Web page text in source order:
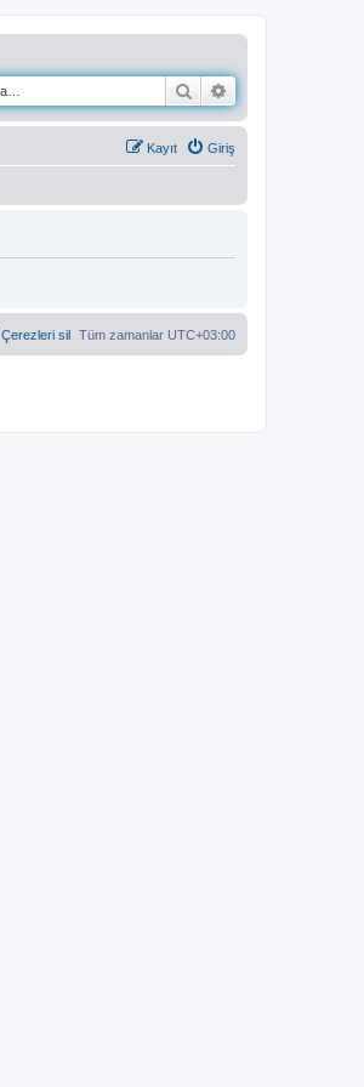
Ara
Giriş
Kayıt
Tüm zamanlar UTC+03:00
Çerezleri sil